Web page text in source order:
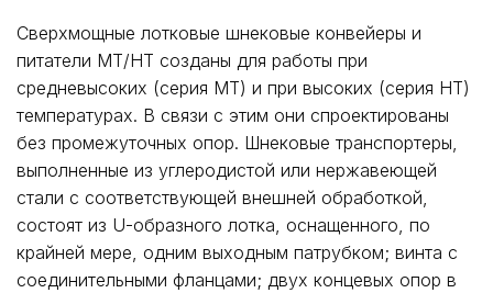
Сверхмощные лотковые шнековые конвейеры и
питатели МТ/НТ созданы для работы при
средневысоких (серия МТ) и при высоких (серия НТ)
температурах. В связи с этим они спроектированы
без промежуточных опор. Шнековые транспортеры,
выполненные из углеродистой или нержавеющей
стали с соответствующей внешней обработкой,
состоят из U-образного лотка, оснащенного, по
крайней мере, одним выходным патрубком; винта с
соединительными фланцами; двух концевых опор в